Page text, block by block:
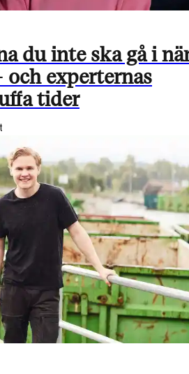
du inte ska gå i
experternas
tider